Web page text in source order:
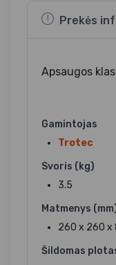
Prekės
Apsaugos
Gamintojas
Trotec
Svoris (kg)
3.5
Matmenys
260 x 260 x
Šildomas